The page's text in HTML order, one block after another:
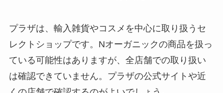
プラザは、輸入雑貨やコスメを中心に取り扱うセ
レクトショップです。Nオーガニックの商品を扱っ
ている可能性はありますが、全店舗での取り扱い
は確認できていません。プラザの公式サイトや近